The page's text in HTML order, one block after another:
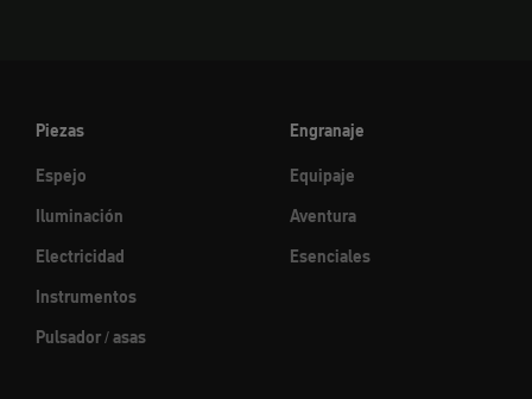
Piezas
Espejo
Iluminación
Electricidad
Instrumentos
Pulsador / asas
Engranaje
Equipaje
Aventura
Esenciales